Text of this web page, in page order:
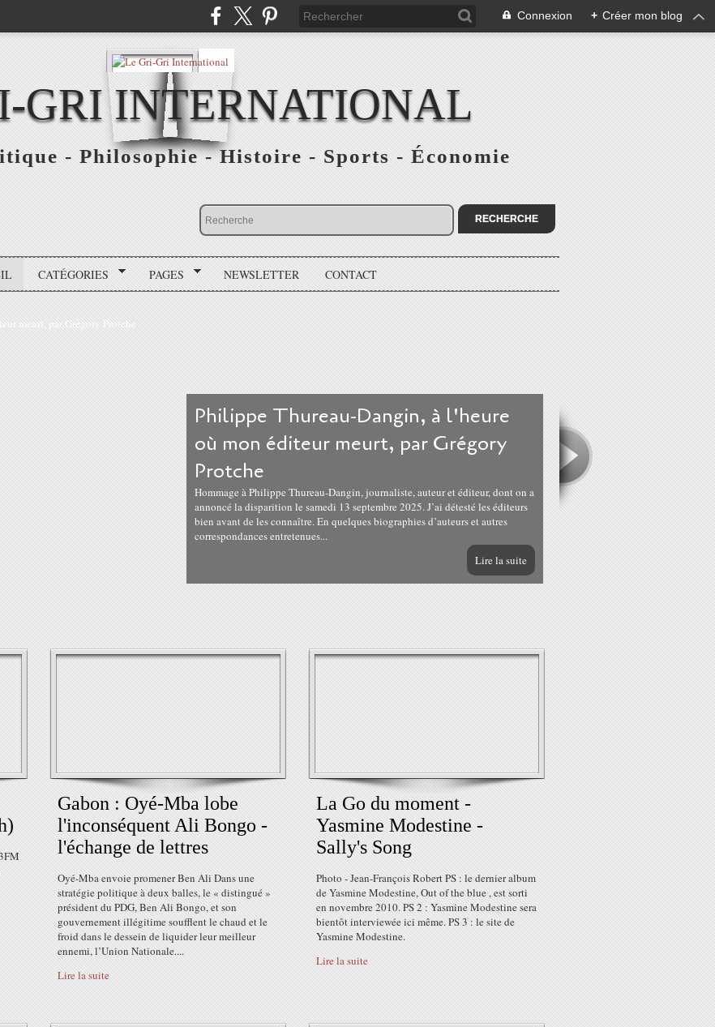
Connexion + Créer mon blog
GRI INTERNATIONAL
- Philosophie - Histoire - Sports - Économie
CATÉGORIES PAGES NEWSLETTER CONTACT
Philippe Thureau-Dangin, à l'heure
où mon éditeur meurt, par Grégory
Protche
Hommage à Philippe Thureau-Dangin, journaliste, auteur et éditeur, dont on a
annoncé la disparition le samedi 13 septembre 2025. J’ai détesté les éditeurs
bien avant de les connaître. En quelques biographies d’auteurs et autres
correspondances entretenues...
Lire la suite
Gabon : Oyé-Mba lobe
l'inconséquent Ali Bongo -
l'échange de lettres
Oyé-Mba envoie promener Ben Ali Dans une
stratégie politique à deux balles, le « distingué »
président du PDG, Ben Ali Bongo, et son
gouvernement illégitime soufflent le chaud et le
froid dans le dessein de liquider leur meilleur
ennemi, l’Union Nationale....
Lire la suite
La Go du moment -
Yasmine Modestine -
Sally's Song
Photo - Jean-François Robert PS : le dernier album
de Yasmine Modestine, Out of the blue , est sorti
en novembre 2010. PS 2 : Yasmine Modestine sera
bientôt interviewée ici même. PS 3 : le site de
Yasmine Modestine.
Lire la suite